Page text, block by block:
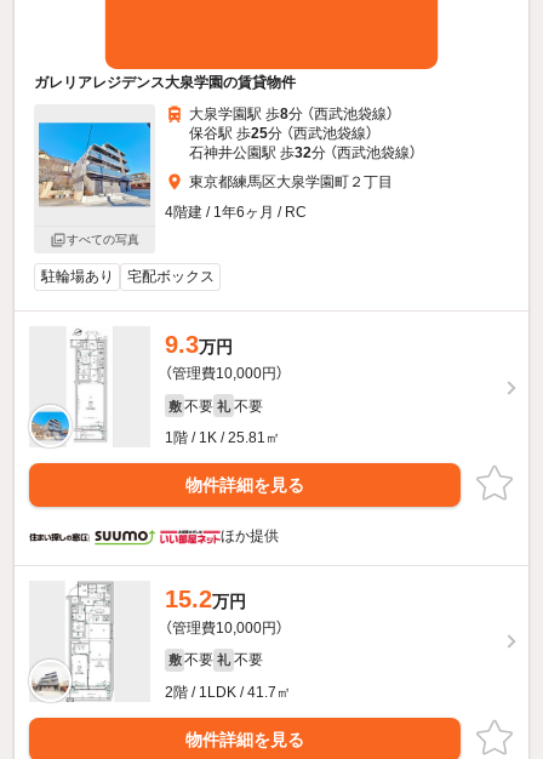
ガレリアレジデンス大泉学園の賃貸物件
すべての写真
大泉学園駅 歩8分 （西武池袋線）
保谷駅 歩25分 （西武池袋線）
石神井公園駅 歩32分 （西武池袋線）
東京都練馬区大泉学園町２丁目
4階建 / 1年6ヶ月 / RC
駐輪場あり 宅配ボックス
9.3万円
（管理費10,000円）
敷 不要 礼 不要
1階 / 1K / 25.81㎡
物件詳細を見る
ほか提供
15.2万円
（管理費10,000円）
敷 不要 礼 不要
2階 / 1LDK / 41.7㎡
物件詳細を見る